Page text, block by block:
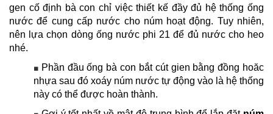
gen cố định bà con chỉ việc thiết kế đầy đủ hệ thống ống
nước để cung cấp nước cho núm hoạt động. Tuy nhiên,
nên lựa chọn dòng ống nước phi 21 để đủ nước cho heo
nhé.
■ Phần đầu ống bà con bắt cút gien bằng đồng hoăc
nhựa sau đó xoáy núm nước tự động vào là hệ thống
này có thể được hoàn thành.